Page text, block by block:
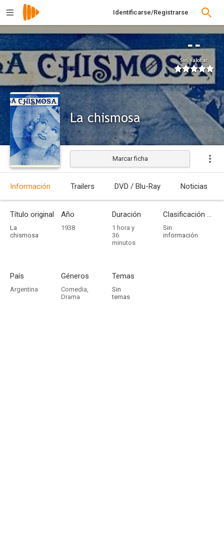
Identificarse/Registrarse
--
Sin valorar
La chismosa
Estrenada
Marcar ficha
Información Trailers DVD / Blu-Ray Noticias
Título original
La
chismosa
Año
1938
Duración
1 hora y
36
minutos
Clasificación por edades
Sin
información
País
Argentina
Géneros
Comedia,
Drama
Temas
Sin
temas